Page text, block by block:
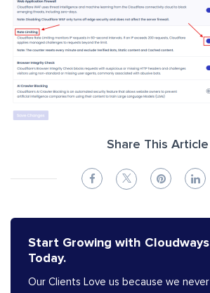
Share This Article
Start Growing with Cloudways
Today.
Our Clients Love us because we never